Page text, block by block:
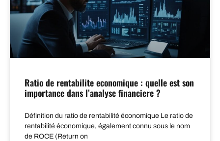
Ratio de rentabilite economique : quelle est son
importance dans l’analyse financiere ?
Définition du ratio de rentabilité économique Le ratio de
rentabilité économique, également connu sous le nom
de ROCE (Return on